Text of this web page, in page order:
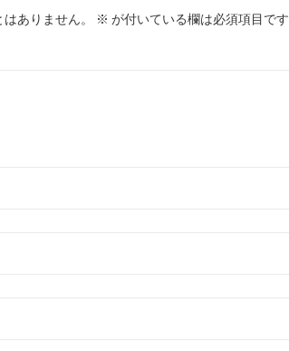
ありません。 ※ が付いている欄は必須項目です